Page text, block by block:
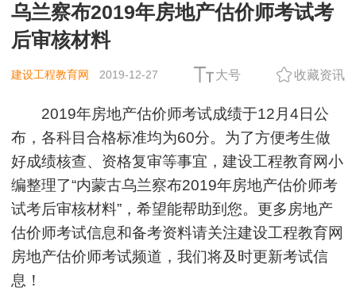
乌兰察布2019年房地产估价师考试考
后审核材料
建设工程教育网 2019-12-27 大号 收藏资讯
2019年房地产估价师考试成绩于12月4日公
布，各科目合格标准均为60分。为了方便考生做
好成绩核查、资格复审等事宜，建设工程教育网小
编整理了“内蒙古乌兰察布2019年房地产估价师考
试考后审核材料”，希望能帮助到您。更多房地产
估价师考试信息和备考资料请关注建设工程教育网
房地产估价师考试频道，我们将及时更新考试信
息！